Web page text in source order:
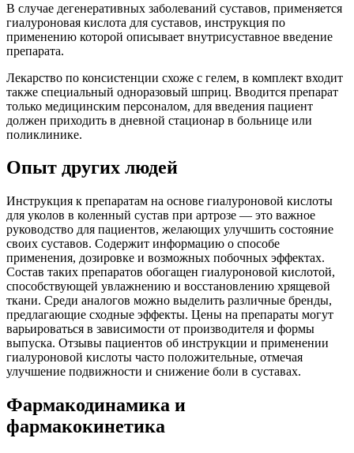
В случае дегенеративных заболеваний суставов, применяется
гиалуроновая кислота для суставов, инструкция по
применению которой описывает внутрисуставное введение
препарата.
Лекарство по консистенции схоже с гелем, в комплект входит
также специальный одноразовый шприц. Вводится препарат
только медицинским персоналом, для введения пациент
должен приходить в дневной стационар в больнице или
поликлинике.
Опыт других людей
Инструкция к препаратам на основе гиалуроновой кислоты
для уколов в коленный сустав при артрозе — это важное
руководство для пациентов, желающих улучшить состояние
своих суставов. Содержит информацию о способе
применения, дозировке и возможных побочных эффектах.
Состав таких препаратов обогащен гиалуроновой кислотой,
способствующей увлажнению и восстановлению хрящевой
ткани. Среди аналогов можно выделить различные бренды,
предлагающие сходные эффекты. Цены на препараты могут
варьироваться в зависимости от производителя и формы
выпуска. Отзывы пациентов об инструкции и применении
гиалуроновой кислоты часто положительные, отмечая
улучшение подвижности и снижение боли в суставах.
Фармакодинамика и
фармакокинетика